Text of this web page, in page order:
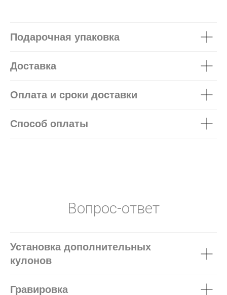
Подарочная упаковка
Доставка
Оплата и сроки доставки
Способ оплаты
Вопрос-ответ
Установка дополнительных
кулонов
Гравировка